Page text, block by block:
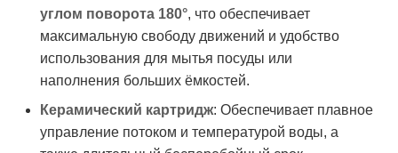
углом поворота 180°, что обеспечивает
максимальную свободу движений и удобство
использования для мытья посуды или
наполнения больших ёмкостей.
Керамический картридж: Обеспечивает плавное
управление потоком и температурой воды, а